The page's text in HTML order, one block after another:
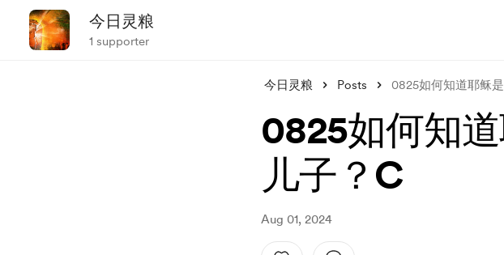
今日灵粮
1 supporter
今日灵粮 Posts 0825如何知道耶稣
0825如何知
儿子？C
Aug 01, 2024